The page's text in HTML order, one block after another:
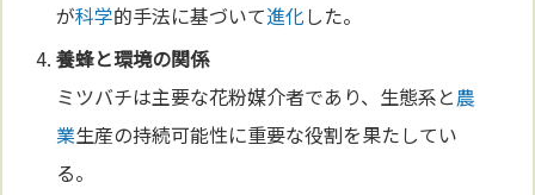
が科学的手法に基づいて進化した。
養蜂と環境の関係
ミツバチは主要な花粉媒介者であり、生態系と農
業生産の持続可能性に重要な役割を果たしてい
る。